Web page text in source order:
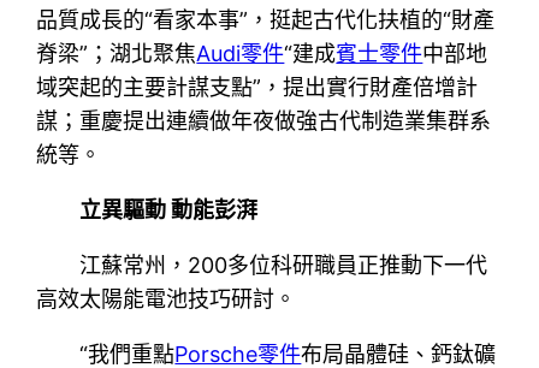
品質成長的“看家本事”，挺起古代化扶植的“財產
脊梁”；湖北聚焦Audi零件“建成賓士零件中部地
域突起的主要計謀支點”，提出實行財產倍增計
謀；重慶提出連續做年夜做強古代制造業集群系
統等。
立異驅動 動能彭湃
江蘇常州，200多位科研職員正推動下一代
高效太陽能電池技巧研討。
“我們重點Porsche零件布局晶體硅、鈣鈦礦